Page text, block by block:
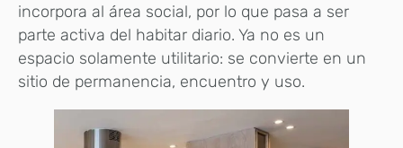
incorpora al área social, por lo que pasa a ser
parte activa del habitar diario. Ya no es un
espacio solamente utilitario: se convierte en un
sitio de permanencia, encuentro y uso.